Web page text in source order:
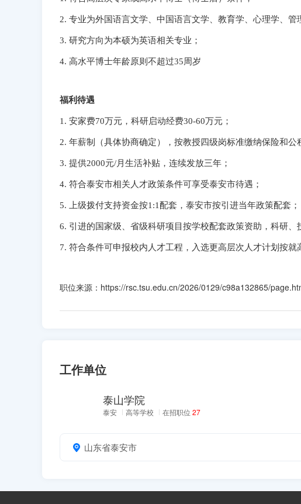
2. 专业为外国语言文学、中国语言文学、教育学、心理学、管
3. 研究方向为本硕为英语相关专业；
4. 高水平博士年龄原则不超过35周岁
福利待遇
1. 安家费70万元，科研启动经费30-60万元；
2. 年薪制（具体协商确定），按教授四级岗标准缴纳保险和公
3. 提供2000元/月生活补贴，连续发放三年；
4. 符合泰安市相关人才政策条件可享受泰安市待遇；
5. 上级拨付支持资金按1:1配套，泰安市按引进当年政策配套；
6. 引进的国家级、省级科研项目按学校配套政策资助，科研、
7. 符合条件可申报校内人才工程，入选更高层次人才计划按就
职位来源：https://rsc.tsu.edu.cn/2026/0129/c98a132865/
工作单位
泰山学院
泰安 高等学校 在招职位 27
山东省泰安市